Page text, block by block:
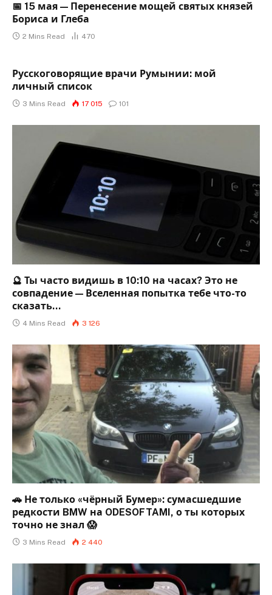
📅 15 мая — Перенесение мощей святых князей
Бориса и Глеба
2 Mins Read 470
Русскоговорящие врачи Румынии: мой
личный список
3 Mins Read 17 015 101
🔮 Ты часто видишь в 10:10 на часах? Это не
совпадение — Вселенная попытка тебе что-то
сказать…
4 Mins Read 3 126
🚗 Не только «чёрный Бумер»: сумасшедшие
редкости BMW на ODESOFTAMI, о ты которых
точно не знал 😱
3 Mins Read 2 440